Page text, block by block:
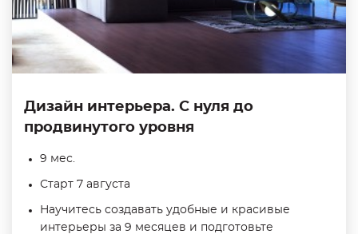
Дизайн интерьера. С нуля до
продвинутого уровня
9 мес.
Научитесь создавать удобные и красивые
интерьеры за 9 месяцев и подготовьте
Старт 7 августа